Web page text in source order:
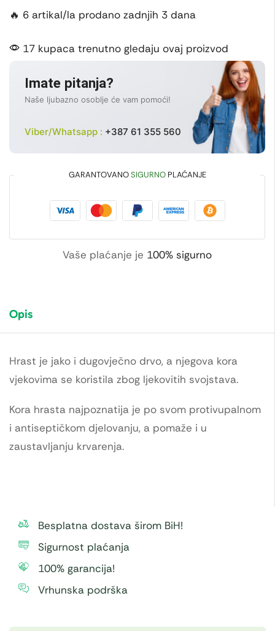
🔥 6 artikal/la prodano zadnjih 3 dana
17 kupaca trenutno gledaju ovaj proizvod
Imate pitanja?
Naše ljubazno osoblje će vam pomoći!
Viber/Whatsapp : +387 61 355 560
GARANTOVANOSIGURNOPLAĆANJE
Vaše plaćanje je 100% sigurno
Opis
Hrast je jako i dugovječno drvo, a njegova kora
vjekovima se koristila zbog ljekovitih svojstava.
Kora hrasta najpoznatija je po svom protivupalnom
i antiseptičkom djelovanju, a pomaže i u
zaustavljanju krvarenja.
Besplatna dostava širom BiH!
Sigurnost plaćanja
100% garancija!
Vrhunska podrška